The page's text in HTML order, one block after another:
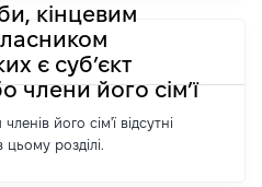
кінцевим
є суб’єкт
члени його сім’ї
його сім'ї відсутні
розділі.